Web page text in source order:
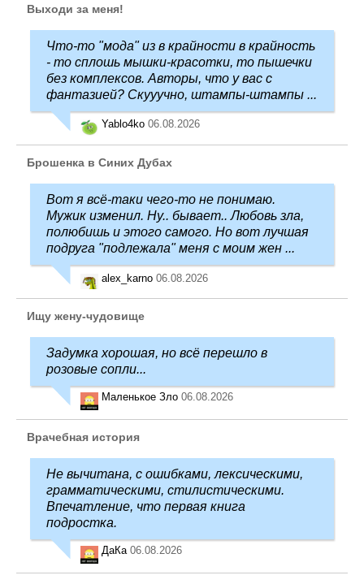
Выходи за меня!
Что-то "мода" из в крайности в крайность
- то сплошь мышки-красотки, то пышечки
без комплексов. Авторы, что у вас с
фантазией? Скууучно, штампы-штампы ...
Yablo4ko 06.08.2026
Брошенка в Синих Дубах
Вот я всё-таки чего-то не понимаю.
Мужик изменил. Ну.. бывает.. Любовь зла,
полюбишь и этого самого. Но вот лучшая
подруга "подлежала" меня с моим жен ...
alex_karno 06.08.2026
Ищу жену-чудовище
Задумка хорошая, но всё перешло в
розовые сопли...
Маленькое Зло 06.08.2026
Врачебная история
Не вычитана, с ошибками, лексическими,
грамматическими, стилистическими.
Впечатление, что первая книга
подростка.
ДаКа 06.08.2026